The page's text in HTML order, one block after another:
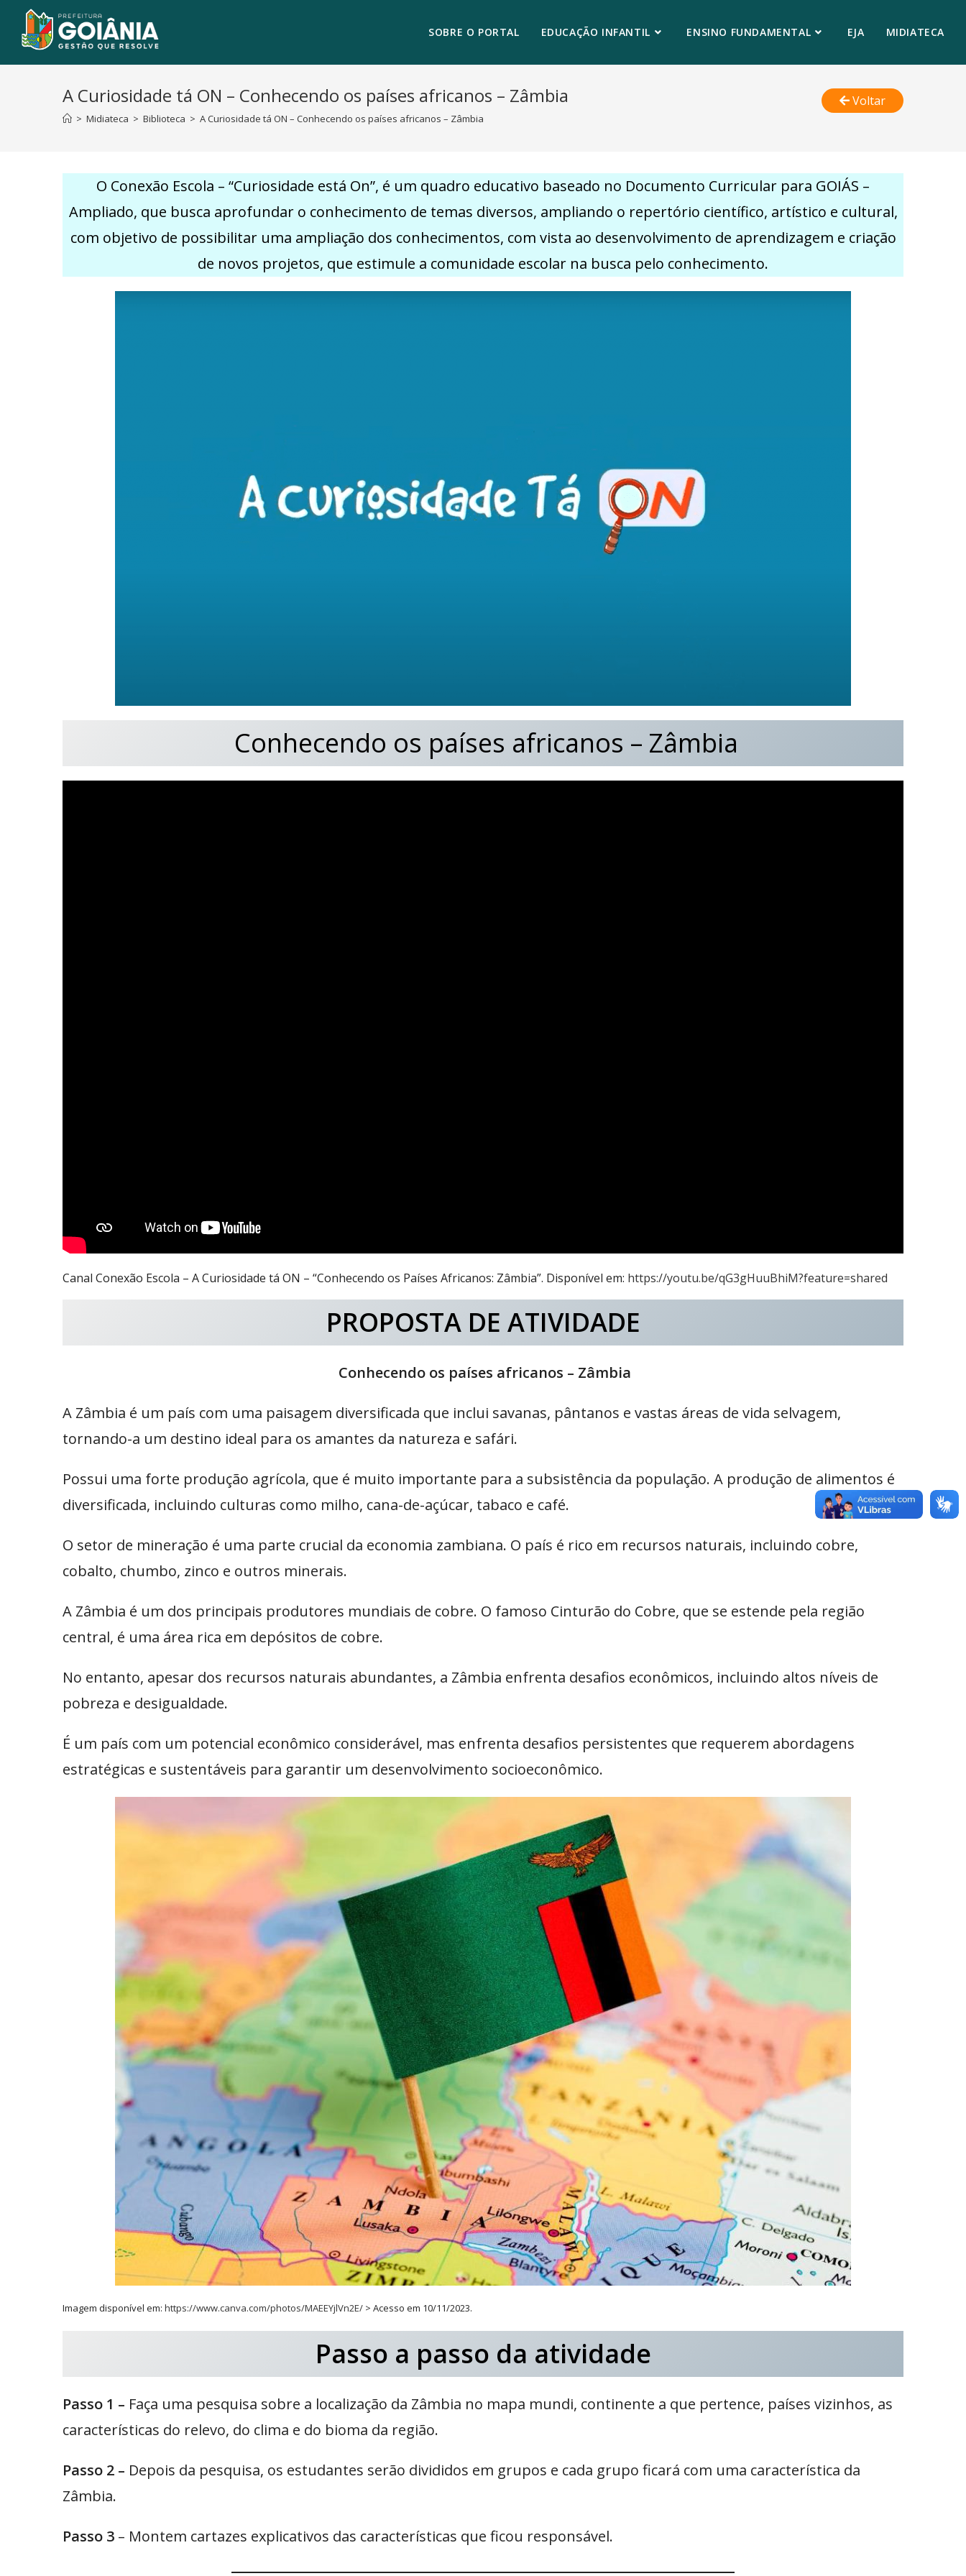
SOBRE O PORTAL EDUCAÇÃO INFANTIL ENSINO FUNDAMENTAL EJA MIDIATECA
A Curiosidade tá ON – Conhecendo os países africanos – Zâmbia
> Midiateca > Biblioteca > A Curiosidade tá ON – Conhecendo os países africanos – Zâmbia
Voltar
O Conexão Escola – “Curiosidade está On”, é um quadro educativo baseado no Documento Curricular para GOIÁS –
Ampliado, que busca aprofundar o conhecimento de temas diversos, ampliando o repertório científico, artístico e cultural,
com objetivo de possibilitar uma ampliação dos conhecimentos, com vista ao desenvolvimento de aprendizagem e criação
de novos projetos, que estimule a comunidade escolar na busca pelo conhecimento.
Conhecendo os países africanos – Zâmbia
Canal Conexão Escola – A Curiosidade tá ON – “Conhecendo os Países Africanos: Zâmbia”. Disponível em: https://youtu.be/qG3gHuuBhiM?feature=shared
PROPOSTA DE ATIVIDADE
Conhecendo os países africanos – Zâmbia
A Zâmbia é um país com uma paisagem diversificada que inclui savanas, pântanos e vastas áreas de vida selvagem,
tornando-a um destino ideal para os amantes da natureza e safári.
Possui uma forte produção agrícola, que é muito importante para a subsistência da população. A produção de alimentos é
diversificada, incluindo culturas como milho, cana-de-açúcar, tabaco e café.
O setor de mineração é uma parte crucial da economia zambiana. O país é rico em recursos naturais, incluindo cobre,
cobalto, chumbo, zinco e outros minerais.
A Zâmbia é um dos principais produtores mundiais de cobre. O famoso Cinturão do Cobre, que se estende pela região
central, é uma área rica em depósitos de cobre.
No entanto, apesar dos recursos naturais abundantes, a Zâmbia enfrenta desafios econômicos, incluindo altos níveis de
pobreza e desigualdade.
É um país com um potencial econômico considerável, mas enfrenta desafios persistentes que requerem abordagens
estratégicas e sustentáveis para garantir um desenvolvimento socioeconômico.
Imagem disponível em: https://www.canva.com/photos/MAEEYjlVn2E/ > Acesso em 10/11/2023.
Passo a passo da atividade
Passo 1 – Faça uma pesquisa sobre a localização da Zâmbia no mapa mundi, continente a que pertence, países vizinhos, as
características do relevo, do clima e do bioma da região.
Passo 2 – Depois da pesquisa, os estudantes serão divididos em grupos e cada grupo ficará com uma característica da
Zâmbia.
Passo 3 – Montem cartazes explicativos das características que ficou responsável.